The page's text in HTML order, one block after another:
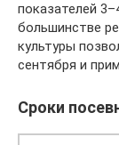
показателей
большинстве
культуры
сентября и
Сроки